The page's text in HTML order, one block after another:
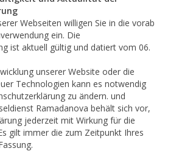
Webseiten willigen Sie in die vorab
ein. Die
ist aktuell gültig und datiert vom 06.
unserer Website oder die
Technologien kann es notwendig
zu ändern. und
Ramadanova behält sich vor,
jederzeit mit Wirkung für die
gilt immer die zum Zeitpunkt Ihres